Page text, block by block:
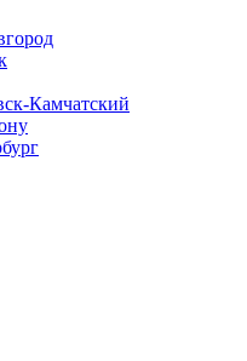
Камчатский